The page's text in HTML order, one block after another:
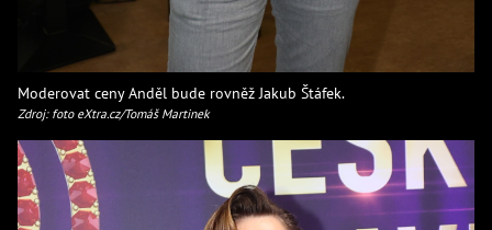
Moderovat ceny Anděl bude rovněž Jakub Štáfek.
Zdroj: foto eXtra.cz/Tomáš Martinek